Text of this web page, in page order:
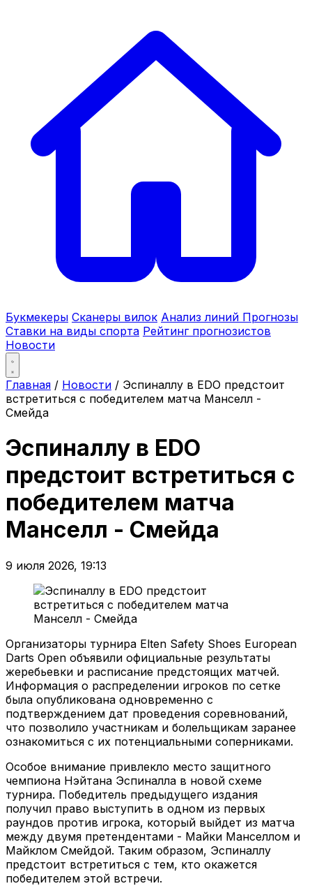
Букмекеры Сканеры вилок Анализ линий Прогнозы
Ставки на виды спорта Рейтинг прогнозистов
Новости
Главная / Новости / Эспиналлу в EDO предстоит
встретиться с победителем матча Манселл -
Смейда
Эспиналлу в EDO
предстоит встретиться с
победителем матча
Манселл - Смейда
9 июля 2026, 19:13
Организаторы турнира Elten Safety Shoes European
Darts Open объявили официальные результаты
жеребьевки и расписание предстоящих матчей.
Информация о распределении игроков по сетке
была опубликована одновременно с
подтверждением дат проведения соревнований,
что позволило участникам и болельщикам заранее
ознакомиться с их потенциальными соперниками.
Особое внимание привлекло место защитного
чемпиона Нэйтана Эспиналла в новой схеме
турнира. Победитель предыдущего издания
получил право выступить в одном из первых
раундов против игрока, который выйдет из матча
между двумя претендентами - Майки Манселлом и
Майклом Смейдой. Таким образом, Эспиналлу
предстоит встретиться с тем, кто окажется
победителем этой встречи.